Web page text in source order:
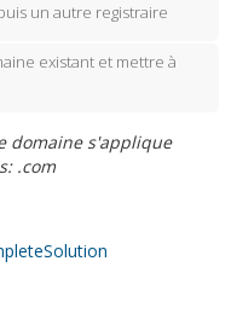
un autre registraire
existant et mettre à
domaine s'applique
.com